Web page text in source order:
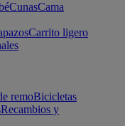
CunasCama
Carrito ligero
remoBicicletas
Recambios y